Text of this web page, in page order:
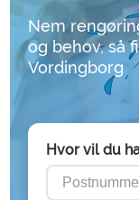
Nem
og behov, så
Vordingborg
Hvor vil du